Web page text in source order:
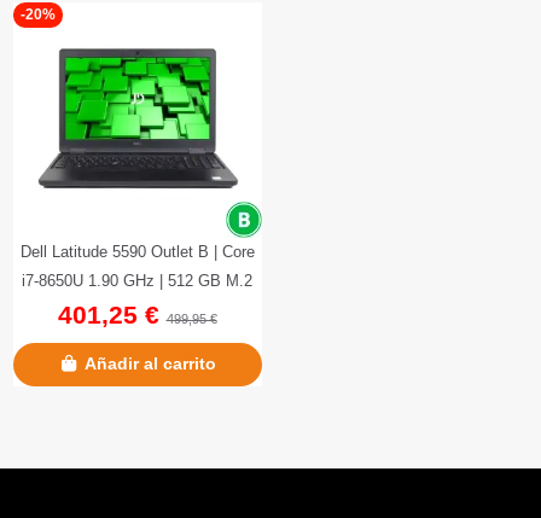
-20%
Dell Latitude 5590 Outlet B | Core
i7-8650U 1.90 GHz | 512 GB M.2
SSD | 16 GB DDR4 |...
401,25 €499,95 €
Añadir al carrito